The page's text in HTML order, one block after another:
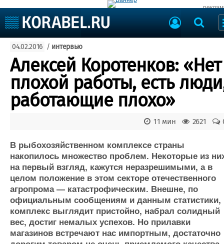
Судоходство
Судоремонт
События
Порты
Рыболовство
ВМФ
Образование
Судостроение
Пульс
Новости
Компании
Репутация
Работа
Крюинг
Журнал
Торговая площадка
Доска объявлений
Продажа флота
Оборудование
Изделия
Материалы
Услуги
04.02.2016 / интервью
Алексей Коротенков: «Нет
плохой работы, есть
работающие плохо»
2621
11 мин
В рыбохозяйственном комплексе страны
накопилось множество проблем. Некоторые из
на первый взгляд, кажутся неразрешимыми, а в
целом положение в этом секторе отечественного
агропрома — катастрофическим. Внешне, по
официальным сообщениям и данным статистики,
комплекс выглядит пристойно, набрал солидный
вес, достиг немалых успехов. Но прилавки
магазинов встречают нас импортным, достаточно